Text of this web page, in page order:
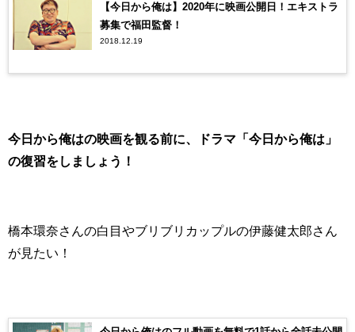
【今日から俺は】2020年に映画公開日！エキストラ
募集で福田監督！
2018.12.19
今日から俺はの映画を観る前に、ドラマ「今日から俺は」
の復習をしましょう！
橋本環奈さんの白目やブリブリカップルの伊藤健太郎さん
が見たい！